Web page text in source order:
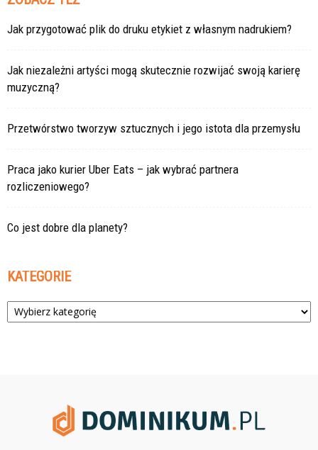
Jak przygotować plik do druku etykiet z własnym nadrukiem?
Jak niezależni artyści mogą skutecznie rozwijać swoją karierę
muzyczną?
Przetwórstwo tworzyw sztucznych i jego istota dla przemysłu
Praca jako kurier Uber Eats – jak wybrać partnera
rozliczeniowego?
Co jest dobre dla planety?
KATEGORIE
Kategorie